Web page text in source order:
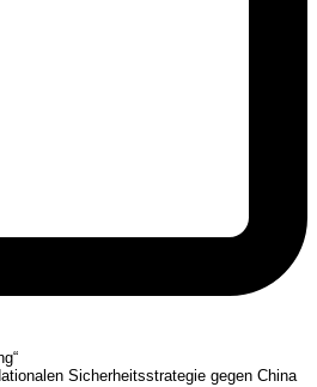
Sicherheitsstrategie gegen China